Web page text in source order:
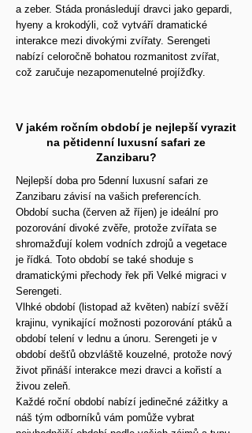
a zeber. Stáda pronásledují dravci jako gepardi,
hyeny a krokodýli, což vytváří dramatické
interakce mezi divokými zvířaty. Serengeti
nabízí celoročně bohatou rozmanitost zvířat,
což zaručuje nezapomenutelné projížďky.
V jakém ročním období je nejlepší vyrazit
na pětidenní luxusní safari ze
Zanzibaru?
Nejlepší doba pro 5denní luxusní safari ze
Zanzibaru závisí na vašich preferencích.
Období sucha (červen až říjen) je ideální pro
pozorování divoké zvěře, protože zvířata se
shromažďují kolem vodních zdrojů a vegetace
je řídká. Toto období se také shoduje s
dramatickými přechody řek při Velké migraci v
Serengeti.
Vlhké období (listopad až květen) nabízí svěží
krajinu, vynikající možnosti pozorování ptáků a
období telení v lednu a únoru. Serengeti je v
období dešťů obzvláště kouzelné, protože nový
život přináší interakce mezi dravci a kořistí a
živou zeleň.
Každé roční období nabízí jedinečné zážitky a
náš tým odborníků vám pomůže vybrat